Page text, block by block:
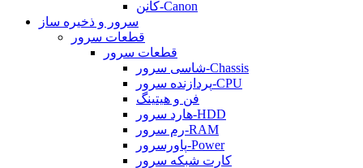
کانن-Canon
سرور و ذخیره ساز
قطعات سرور
قطعات سرور
شاسی سرور-Chassis
پردازنده سرور-CPU
فن و هیتینگ
هارد سرور-HDD
رم سرور-RAM
پاورسرور-Power
کارت شبکه سرور